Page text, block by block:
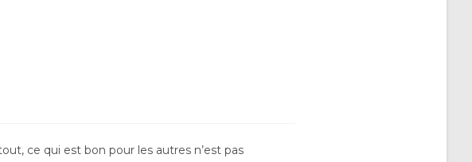
ce qui est bon pour les autres n’est pas